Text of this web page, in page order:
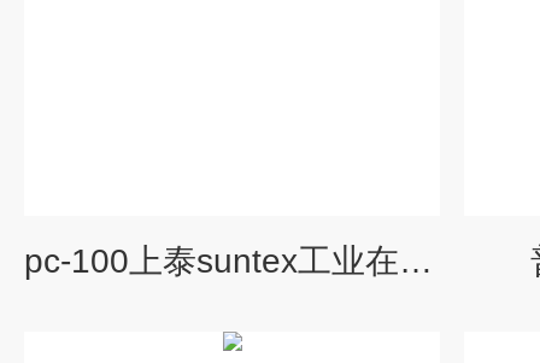
pc-100上泰suntex工业在线PH计